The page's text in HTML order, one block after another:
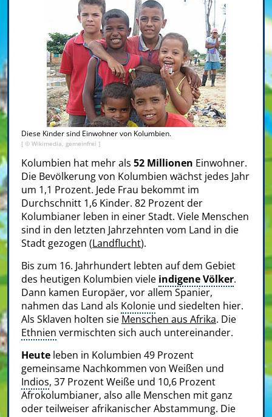
Diese Kinder sind Einwohner von Kolumbien.
[ © Wikimedia, gemeinfrei ]
Kolumbien hat mehr als 52 Millionen Einwohner.
Die Bevölkerung von Kolumbien wächst jedes Jahr
um 1,1 Prozent. Jede Frau bekommt im
Durchschnitt 1,6 Kinder. 82 Prozent der
Kolumbianer leben in einer Stadt. Viele Menschen
sind in den letzten Jahrzehnten vom Land in die
Stadt gezogen (Landflucht).
Bis zum 16. Jahrhundert lebten auf dem Gebiet
des heutigen Kolumbien viele indigene Völker.
Dann kamen Europäer, vor allem Spanier,
nahmen das Land als Kolonie und siedelten hier.
Als Sklaven holten sie Menschen aus Afrika. Die
Ethnien vermischten sich auch untereinander.
Heute leben in Kolumbien 49 Prozent
gemeinsame Nachkommen von Weißen und
Indios, 37 Prozent Weiße und 10,6 Prozent
Afrokolumbianer, also alle Menschen mit ganz
oder teilweiser afrikanischer Abstammung. Die